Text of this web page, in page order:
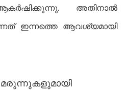
അതിനാൽ
ഇന്നത്തെ ആവശ്യമായി